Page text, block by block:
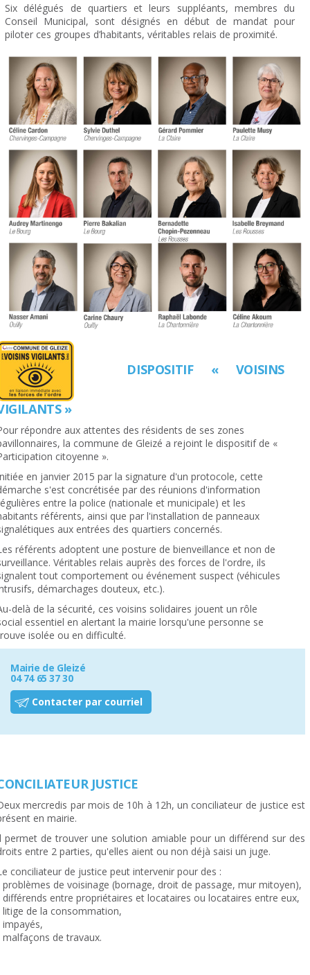
Six délégués de quartiers et leurs suppléants, membres du
Conseil Municipal, sont désignés en début de mandat pour
piloter ces groupes d’habitants, véritables relais de proximité.
DISPOSITIF « VOISINS
»
répondre aux attentes des résidents de ses zones
la commune de Gleizé a rejoint le dispositif de «
citoyenne ».
en janvier 2015 par la signature d'un protocole, cette
s'est concrétisée par des réunions d'information
entre la police (nationale et municipale) et les
référents, ainsi que par l'installation de panneaux
aux entrées des quartiers concernés.
référents adoptent une posture de bienveillance et non de
Véritables relais auprès des forces de l'ordre, ils
tout comportement ou événement suspect (véhicules
démarchages douteux, etc.).
delà de la sécurité, ces voisins solidaires jouent un rôle
essentiel en alertant la mairie lorsqu'une personne se
isolée ou en difficulté.
Mairie de Gleizé
04 74 65 37 30
Contacter par courriel
JUSTICE
mercredis par mois de 10h à 12h, un conciliateur de justice est
en mairie.
permet de trouver une solution amiable pour un différend sur des
entre 2 parties, qu'elles aient ou non déjà saisi un juge.
conciliateur de justice peut intervenir pour des :
problèmes de voisinage (bornage, droit de passage, mur mitoyen),
différends entre propriétaires et locataires ou locataires entre eux,
litige de la consommation,
impayés,
malfaçons de travaux.